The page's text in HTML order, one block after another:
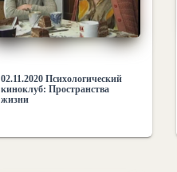
02.11.2020 Психологический
киноклуб: Пространства
жизни